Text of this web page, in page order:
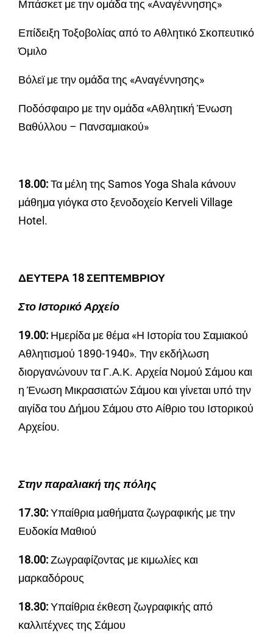
Μπάσκετ με την ομάδα της «Αναγέννησης»
Επίδειξη Τοξοβολίας από το Αθλητικό Σκοπευτικό
Όμιλο
Βόλεϊ με την ομάδα της «Αναγέννησης»
Ποδόσφαιρο με την ομάδα «Αθλητική Ένωση
Βαθύλλου – Πανσαμιακού»
18.00:Τα μέλη της Samos Yoga Shala κάνουν
μάθημα γιόγκα στο ξενοδοχείο Kerveli Village
Hotel.
ΔΕΥΤΕΡΑ 18 ΣΕΠΤΕΜΒΡΙΟΥ
Στο Ιστορικό Αρχείο
19.00: Ημερίδα με θέμα «Η Ιστορία του Σαμιακού
Αθλητισμού 1890-1940». Την εκδήλωση
διοργανώνουν τα Γ.Α.Κ. Αρχεία Νομού Σάμου και
η Ένωση Μικρασιατών Σάμου και γίνεται υπό την
αιγίδα του Δήμου Σάμου στο Αίθριο του Ιστορικού
Αρχείου.
Στην παραλιακή της πόλης
17.30:Υπαίθρια μαθήματα ζωγραφικής με την
Ευδοκία Μαθιού
18.00:Ζωγραφίζοντας με κιμωλίες και
μαρκαδόρους
18.30:Υπαίθρια έκθεση ζωγραφικής από
καλλιτέχνες της Σάμου